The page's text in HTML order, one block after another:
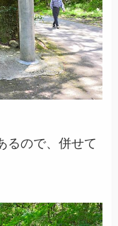
るので、併せて